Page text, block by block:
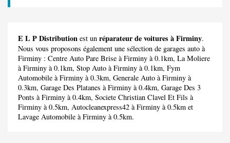
E L P Distribution est un réparateur de voitures à Firminy.
Nous vous proposons également une sélection de garages auto à
Firminy : Centre Auto Pare Brise à Firminy à 0.1km, La Moliere
à Firminy à 0.1km, Stop Auto à Firminy à 0.1km, Fym
Automobile à Firminy à 0.3km, Generale Auto à Firminy à
0.3km, Garage Des Platanes à Firminy à 0.4km, Garage Des 3
Ponts à Firminy à 0.4km, Societe Christian Clavel Et Fils à
Firminy à 0.5km, Autocleanexpress42 à Firminy à 0.5km et
Lavage Automobile à Firminy à 0.5km.